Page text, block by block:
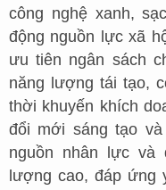
công nghệ xanh,
động nguồn lực xã
ưu tiên ngân sách
năng lượng tái tạo,
thời khuyến khích
đổi mới sáng tạo
nguồn nhân lực và
lượng cao, đáp ứng